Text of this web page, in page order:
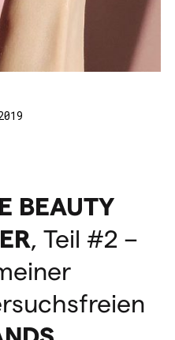
BEAUTY
, Teil #2 –